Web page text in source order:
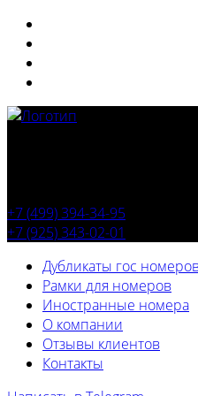
+7 (499) 394-34-95
+7 (925) 343-02-01
Дубликаты гос
Рамки для номеров
Иностранные номера
О компании
Отзывы клиентов
Контакты